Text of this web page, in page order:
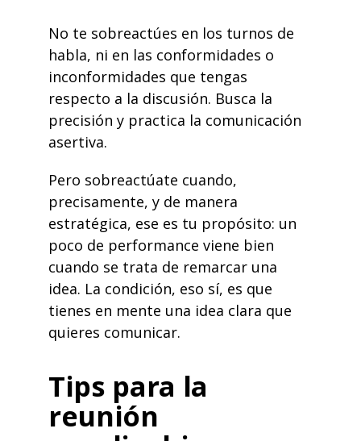
No te sobreactúes en los turnos de
habla, ni en las conformidades o
inconformidades que tengas
respecto a la discusión. Busca la
precisión y practica la comunicación
asertiva.
Pero sobreactúate cuando,
precisamente, y de manera
estratégica, ese es tu propósito: un
poco de performance viene bien
cuando se trata de remarcar una
idea. La condición, eso sí, es que
tienes en mente una idea clara que
quieres comunicar.
Tips para la
reunión